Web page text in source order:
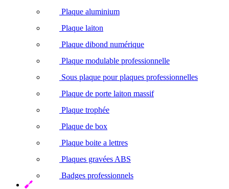
Plaque aluminium
Plaque laiton
Plaque dibond numérique
Plaque modulable professionnelle
Sous plaque pour plaques professionnelles
Plaque de porte laiton massif
Plaque trophée
Plaque de box
Plaque boite a lettres
Plaques gravées ABS
Badges professionnels